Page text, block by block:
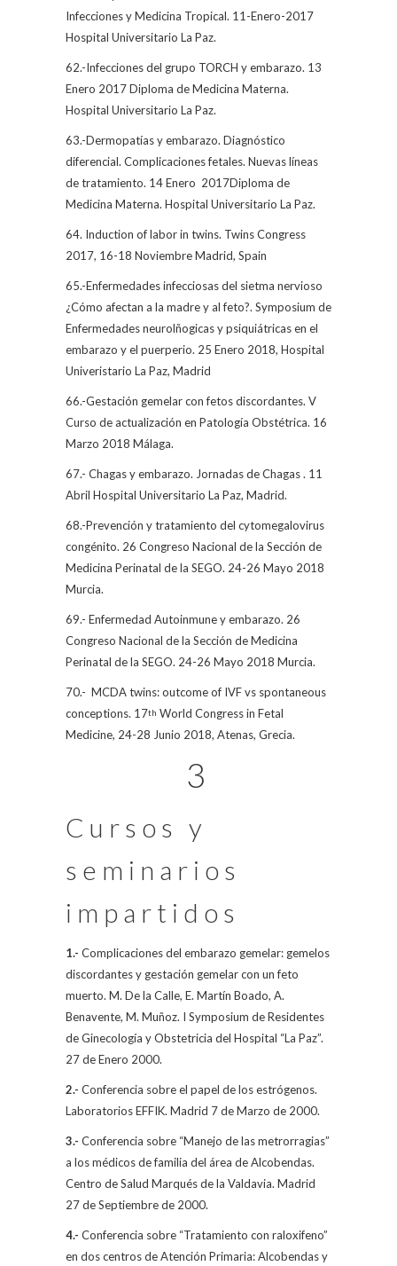
Infecciones y Medicina Tropical. 11-Enero-2017
Hospital Universitario La Paz.
62.-Infecciones del grupo TORCH y embarazo. 13
Enero 2017 Diploma de Medicina Materna.
Hospital Universitario La Paz.
63.-Dermopatías y embarazo. Diagnóstico
diferencial. Complicaciones fetales. Nuevas líneas
de tratamiento. 14 Enero 2017Diploma de
Medicina Materna. Hospital Universitario La Paz.
64. Induction of labor in twins. Twins Congress
2017, 16-18 Noviembre Madrid, Spain
65.-Enfermedades infecciosas del sietma nervioso
¿Cómo afectan a la madre y al feto?. Symposium de
Enfermedades neurolñogicas y psiquiátricas en el
embarazo y el puerperio. 25 Enero 2018, Hospital
Univeristario La Paz, Madrid
66.-Gestación gemelar con fetos discordantes. V
Curso de actualización en Patología Obstétrica. 16
Marzo 2018 Málaga.
67.- Chagas y embarazo. Jornadas de Chagas . 11
Abril Hospital Universitario La Paz, Madrid.
68.-Prevención y tratamiento del cytomegalovirus
congénito. 26 Congreso Nacional de la Sección de
Medicina Perinatal de la SEGO. 24-26 Mayo 2018
Murcia.
69.- Enfermedad Autoinmune y embarazo. 26
Congreso Nacional de la Sección de Medicina
Perinatal de la SEGO. 24-26 Mayo 2018 Murcia.
70.- MCDA twins: outcome of IVF vs spontaneous
conceptions. 17th World Congress in Fetal
Medicine, 24-28 Junio 2018, Atenas, Grecia.
3
Cursos y
seminarios
impartidos
1.- Complicaciones del embarazo gemelar: gemelos
discordantes y gestación gemelar con un feto
muerto. M. De la Calle, E. Martín Boado, A.
Benavente, M. Muñoz. I Symposium de Residentes
de Ginecología y Obstetricia del Hospital “La Paz”.
27 de Enero 2000.
2.- Conferencia sobre el papel de los estrógenos.
Laboratorios EFFIK. Madrid 7 de Marzo de 2000.
3.- Conferencia sobre “Manejo de las metrorragias”
a los médicos de familia del área de Alcobendas.
Centro de Salud Marqués de la Valdavia. Madrid
27 de Septiembre de 2000.
4.- Conferencia sobre “Tratamiento con raloxifeno”
en dos centros de Atención Primaria: Alcobendas y